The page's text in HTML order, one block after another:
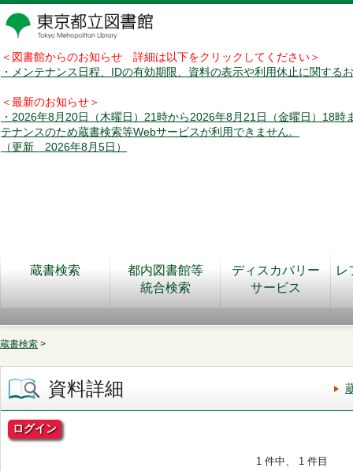
＜図書館からのお知らせ 詳細は以下をクリックしてください＞
・メンテナンス日程、IDの有効期限、資料の表示や利用休止に関する
＜最新のお知らせ＞
・2026年8月20日（木曜日）21時から2026年8月21日（金曜日）18時
テナンスのため蔵書検索等Webサービスが利用できません。
（更新 2026年8月5日）
蔵書検索
都内図書館等
統合検索
ディスカバリー
サービス
レ
蔵書検索 >
資料詳細
ログイン
1 件中、 1 件目